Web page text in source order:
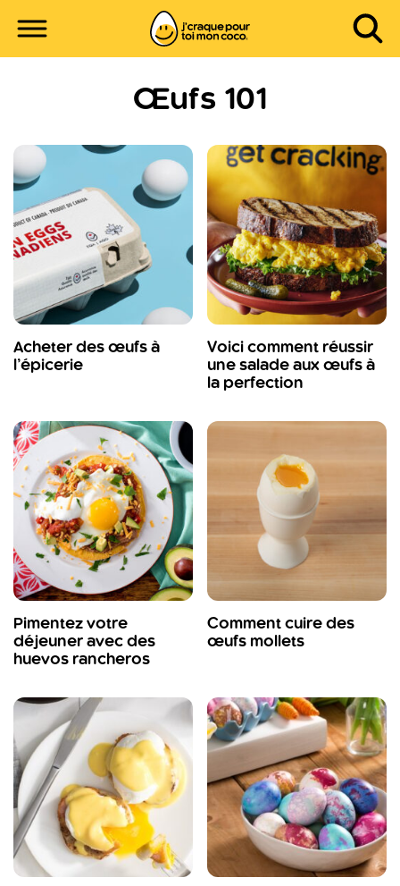
Œufs 101
Acheter des œufs à
l’épicerie
Voici comment réussir
une salade aux œufs à
la perfection
Pimentez votre
déjeuner avec des
huevos rancheros
Comment cuire des
œufs mollets